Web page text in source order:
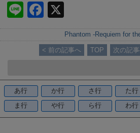
Li
n
e
F
a
c
e
o
o
k
Phantom -Requiem for
< 前の記事へ TOP 次の記
あ行 か行 さ行 た行
ま行
や行 ら行 わ行